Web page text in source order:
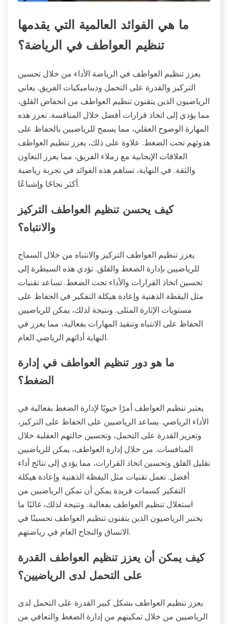
ما هي الفوائد العالمية التي يقدمها
تنظيم العواطف في الرياضة؟
يعزز تنظيم العواطف في الرياضة الأداء من خلال تحسين
التركيز والقدرة على التحمل وديناميكيات الفريق. يعاني
الرياضيون الذين يتقنون تنظيم العواطف من انخفاض القلق،
مما يؤدي إلى اتخاذ قرارات أفضل خلال المنافسة. تعزز هذه
المهارة الوضوح العقلي، مما يسمح للرياضيين بالحفاظ على
هدوئهم تحت الضغط. علاوة على ذلك، يعزز تنظيم العواطف
العلاقات الإيجابية مع زملاء الفريق، مما يعزز التعاون
والثقة. في النهاية، تساهم هذه الفوائد في تجربة رياضية
أكثر نجاحًا وإشباعًا.
كيف يحسن تنظيم العواطف التركيز
والانتباه؟
يعزز تنظيم العواطف التركيز والانتباه من خلال السماح
للرياضيين بإدارة الضغط والقلق. تؤدي هذه السيطرة إلى
تحسين اتخاذ القرارات والأداء تحت الضغط. تساعد تقنيات
مثل اليقظة الذهنية وإعادة هيكلة التفكير في الحفاظ على
مستويات الإثارة المثلى. ونتيجة لذلك، يمكن للرياضيين
الحفاظ على الانتباه وتنفيذ المهارات بفعالية، مما يعزز في
النهاية أدائهم الرياضي العام.
ما هو دور تنظيم العواطف في إدارة
الضغط؟
يعتبر تنظيم العواطف أمرًا حيويًا لإدارة الضغط بفعالية في
الأداء الرياضي. يساعد الرياضيين على الحفاظ على التركيز،
وتعزيز القدرة على التحمل، وتحسين حالتهم العقلية خلال
المنافسات. من خلال إدارة العواطف، يمكن للرياضيين
تقليل القلق وتحسين اتخاذ القرارات، مما يؤدي إلى نتائج أداء
أفضل. تعمل تقنيات مثل اليقظة الذهنية وإعادة هيكلة
التفكير كسمات فريدة يمكن أن تمكن الرياضيين من
استغلال تنظيم العواطف بفعالية. ونتيجة لذلك، غالبًا ما
يختبر الرياضيون الذين يتقنون تنظيم العواطف تحسينًا في
الاتساق والنجاح العام في رياضتهم.
كيف يمكن أن يعزز تنظيم العواطف القدرة
على التحمل لدى الرياضيين؟
يعزز تنظيم العواطف بشكل كبير القدرة على التحمل لدى
الرياضيين من خلال تمكينهم من إدارة الضغط والتعافي من